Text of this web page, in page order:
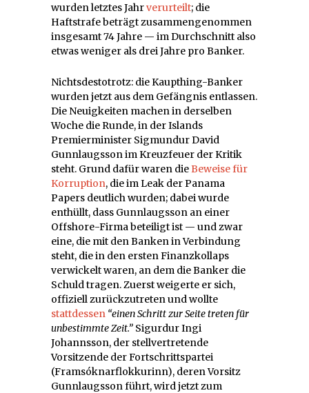
wurden letztes Jahrverurteilt; die
Haftstrafe beträgt zusammengenommen
insgesamt 74 Jahre — im Durchschnitt also
etwas weniger als drei Jahre pro Banker.
Nichtsdestotrotz: die Kaupthing-Banker
wurden jetzt aus dem Gefängnis entlassen.
Die Neuigkeiten machen in derselben
Woche die Runde, in der Islands
Premierminister Sigmundur David
Gunnlaugsson im Kreuzfeuer der Kritik
steht. Grund dafür waren dieBeweise für
Korruption, die im Leak der Panama
Papers deutlich wurden; dabei wurde
enthüllt, dass Gunnlaugsson an einer
Offshore-Firma beteiligt ist — und zwar
eine, die mit den Banken in Verbindung
steht, die in den ersten Finanzkollaps
verwickelt waren, an dem die Banker die
Schuld tragen. Zuerst weigerte er sich,
offiziell zurückzutreten und wollte
stattdessen “einen Schritt zur Seite treten für
unbestimmte Zeit.” Sigurdur Ingi
Johannsson, der stellvertretende
Vorsitzende der Fortschrittspartei
(Framsóknarflokkurinn), deren Vorsitz
Gunnlaugsson führt, wird jetzt zum